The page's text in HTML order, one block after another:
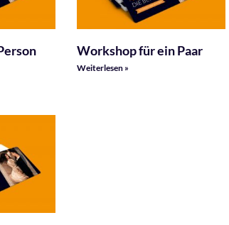
Workshop für ein Paar
Weiterlesen »